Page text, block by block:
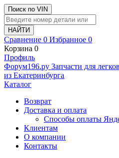
Поиск по VIN
Сравнение 0 Избранное 0
Корзина 0
Профиль
Фoрум196.ру Запчасти для
из Екатеринбурга
Каталог
Возврат
Доставка и оплата
Способы оплаты
Клиентам
О компании
Контакты